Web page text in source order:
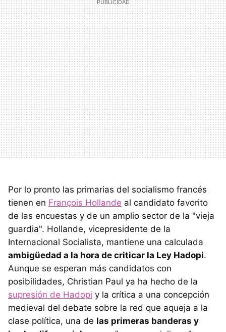
Por lo pronto las primarias del socialismo francés
tienen en François Hollande al candidato favorito
de las encuestas y de un amplio sector de la "vieja
guardia". Hollande, vicepresidente de la
Internacional Socialista, mantiene una calculada
ambigüedad a la hora de criticar la Ley Hadopi.
Aunque se esperan más candidatos con
posibilidades, Christian Paul ya ha hecho de la
supresión de Hadopi y la crítica a una concepción
medieval del debate sobre la red que aqueja a la
clase política, una de las primeras banderas y